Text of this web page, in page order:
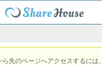
ら先のページへアクセスするには、